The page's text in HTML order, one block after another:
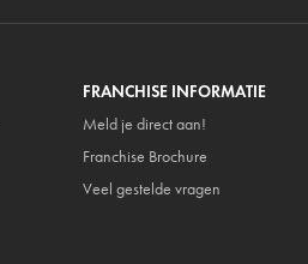
FRANCHISE INFORMATIE
Meld je direct aan!
Franchise Brochure
Veel gestelde vragen